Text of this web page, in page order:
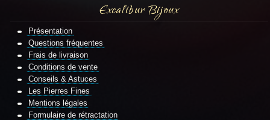
Excalibur Bijoux
Présentation
Questions fréquentes
Frais de livraison
Conditions de vente
Conseils & Astuces
Les Pierres Fines
Mentions légales
Formulaire de rétractation